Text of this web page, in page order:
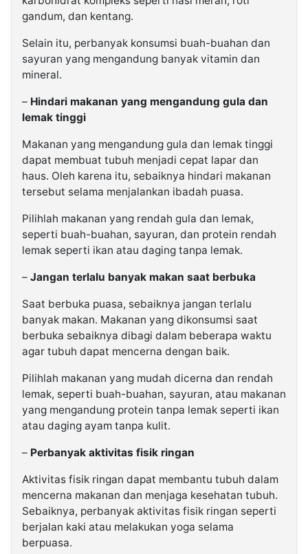
gandum, dan kentang.
Selain itu, perbanyak konsumsi buah-buahan dan
sayuran yang mengandung banyak vitamin dan
mineral.
– Hindari makanan yang mengandung gula dan
lemak tinggi
Makanan yang mengandung gula dan lemak tinggi
dapat membuat tubuh menjadi cepat lapar dan
haus. Oleh karena itu, sebaiknya hindari makanan
tersebut selama menjalankan ibadah puasa.
Pilihlah makanan yang rendah gula dan lemak,
seperti buah-buahan, sayuran, dan protein rendah
lemak seperti ikan atau daging tanpa lemak.
– Jangan terlalu banyak makan saat berbuka
Saat berbuka puasa, sebaiknya jangan terlalu
banyak makan. Makanan yang dikonsumsi saat
berbuka sebaiknya dibagi dalam beberapa waktu
agar tubuh dapat mencerna dengan baik.
Pilihlah makanan yang mudah dicerna dan rendah
lemak, seperti buah-buahan, sayuran, atau makanan
yang mengandung protein tanpa lemak seperti ikan
atau daging ayam tanpa kulit.
– Perbanyak aktivitas fisik ringan
Aktivitas fisik ringan dapat membantu tubuh dalam
mencerna makanan dan menjaga kesehatan tubuh.
Sebaiknya, perbanyak aktivitas fisik ringan seperti
berjalan kaki atau melakukan yoga selama
berpuasa.